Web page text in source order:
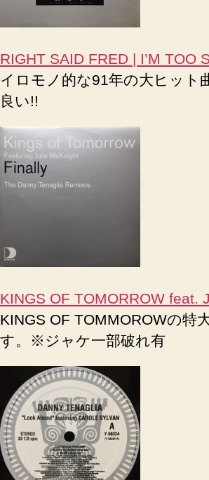
RIGHT SAID FRED | I’M TOO
イロモノ的な91年の大ヒット
良い!!
KINGS OF TOMORROW feat.
KINGS OF TOMMOROWの特
す。※ジャケ一部破れ有